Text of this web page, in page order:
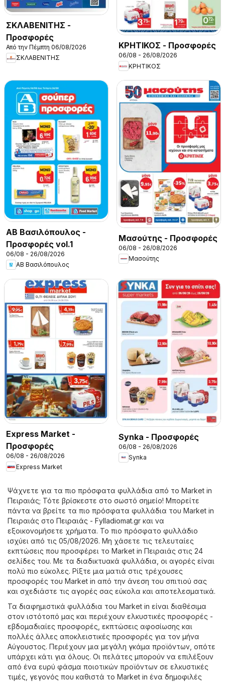
ΣΚΛΑΒΕΝΙΤΗΣ -
Προσφορές
Από την Πέμπτη 06/08/2026
ΣΚΛΑΒΕΝΙΤΗΣ
ΚΡΗΤΙΚΟΣ - Προσφορές
06/08 - 26/08/2026
ΚΡΗΤΙΚΟΣ
ΑΒ Βασιλόπουλος -
Προσφορές vol.1
06/08 - 26/08/2026
ΑΒ Βασιλόπουλος
Μασούτης - Προσφορές
06/08 - 26/08/2026
Μασούτης
Express Market -
Προσφορές
06/08 - 26/08/2026
Express Market
Synka - Προσφορές
06/08 - 26/08/2026
Synka
Ψάχνετε για τα πιο πρόσφατα φυλλάδια από το Market in
Πειραιάς; Τότε βρίσκεστε στο σωστό σημείο! Μπορείτε
πάντα να βρείτε τα πιο πρόσφατα φυλλάδια του Market in
Πειραιάς στο Πειραιάς - Fylladiomat.gr και να
εξοικονομήσετε χρήματα. Το πιο πρόσφατο φυλλάδιο
ισχύει από τις 05/08/2026. Μη χάσετε τις τελευταίες
εκπτώσεις που προσφέρει το Market in Πειραιάς στις 24
σελίδες του. Με τα διαδικτυακά φυλλάδια, οι αγορές είναι
πολύ πιο εύκολες. Ρίξτε μια ματιά στις τρέχουσες
προσφορές του Market in από την άνεση του σπιτιού σας
και σχεδιάστε τις αγορές σας εύκολα και αποτελεσματικά.
Τα διαφημιστικά φυλλάδια του Market in είναι διαθέσιμα
στον ιστότοπό μας και περιέχουν ελκυστικές προσφορές -
εβδομαδιαίες προσφορές, εκπτώσεις αφοσίωσης και
πολλές άλλες αποκλειστικές προσφορές για τον μήνα
Αύγουστος. Περιέχουν μια μεγάλη γκάμα προϊόντων, οπότε
υπάρχει κάτι για όλους. Οι πελάτες μπορούν να επιλέξουν
από ένα ευρύ φάσμα ποιοτικών προϊόντων σε ελκυστικές
τιμές, γεγονός που καθιστά το Market in ένα δημοφιλές